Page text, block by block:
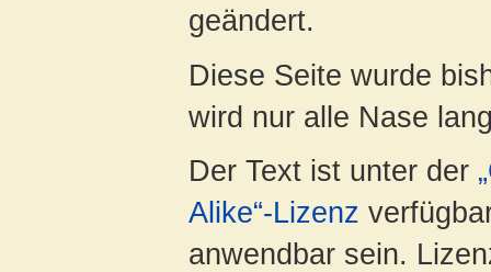
geändert.
Diese Seite wurde
wird nur alle Nase
Der Text ist unter der
Alike“-Lizenz
anwendbar sein.